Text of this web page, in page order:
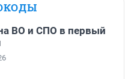
ВО и СПО в первый